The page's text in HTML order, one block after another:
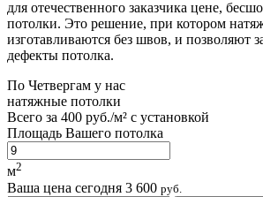
для отечественного заказчика цене,
потолки. Это решение, при котором
изготавливаются без швов, и позволяют
дефекты потолка.
По Четвергам у нас
натяжные потолки
Всего за 400 руб./м² с установкой
Площадь Вашего потолка
м2
Ваша цена сегодня 3 600 руб.